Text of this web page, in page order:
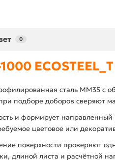
0
сталь ММ35 с
подборе доборов сверяют
и формирует
цветовое или
поверхности проверяют
длиной листа и расчётной